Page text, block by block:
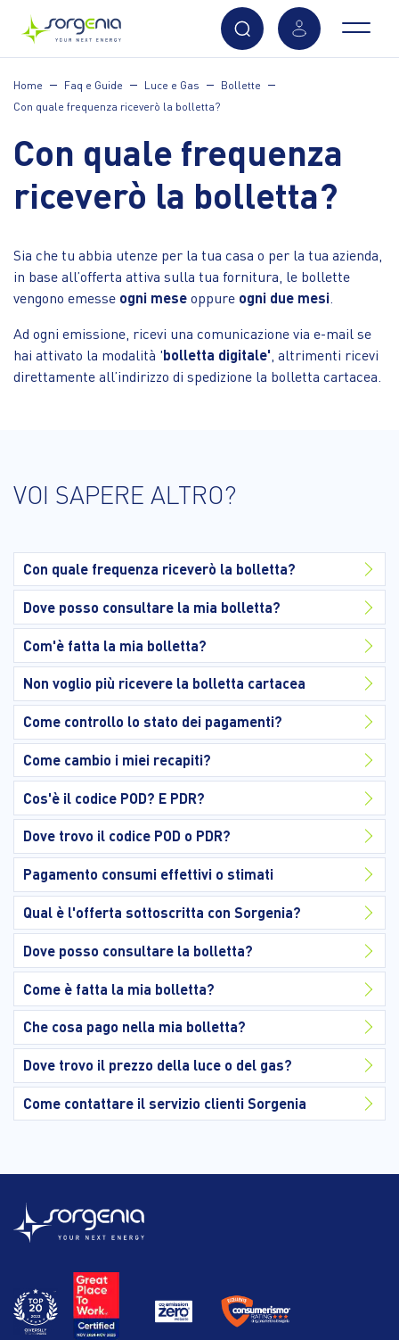
contenuto
Home Faq e Guide Luce e Gas
Bollette
Con quale frequenza riceverò la bolletta?
Con quale frequenza
riceverò la bolletta?
Sia che tu abbia utenze per la tua casa o per la tua azienda,
in base all’offerta attiva sulla tua fornitura, le bollette
vengono emesse ogni meseoppure ogni due mesi
Ad ogni emissione, ricevi una comunicazione via e-mail se
hai attivato la modalità 'bolletta digitale' , altrimenti ricevi
direttamente all’indirizzo di spedizione la bolletta cartacea.
VOI SAPERE ALTRO?
Con quale frequenza riceverò la bolletta?
Dove posso consultare la mia bolletta?
Com'è fatta la mia bolletta?
Non voglio più ricevere la bolletta cartacea
Come controllo lo stato dei pagamenti?
Come cambio i miei recapiti?
Cos'è il codice POD? E PDR?
Dove trovo il codice POD o PDR?
Pagamento consumi effettivi o stimati
Qual è l'offerta sottoscritta con Sorgenia?
Dove posso consultare la bolletta?
Come è fatta la mia bolletta?
Che cosa pago nella mia bolletta?
Dove trovo il prezzo della luce o del gas?
Come contattare il servizio clienti Sorgenia